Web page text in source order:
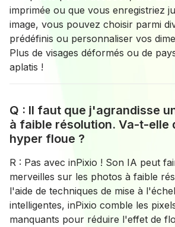
imprimée ou que vous enregistriez
image, vous pouvez choisir parmi
prédéfinis ou personnaliser vos
Plus de visages déformés ou de
aplatis !
Q : Il faut que j'agrandisse
à faible résolution. Va-t-elle
hyper floue ?
R : Pas avec inPixio ! Son IA peut
merveilles sur les photos à faible
l'aide de techniques de mise à
intelligentes, inPixio comble les
manquants pour réduire l'effet de